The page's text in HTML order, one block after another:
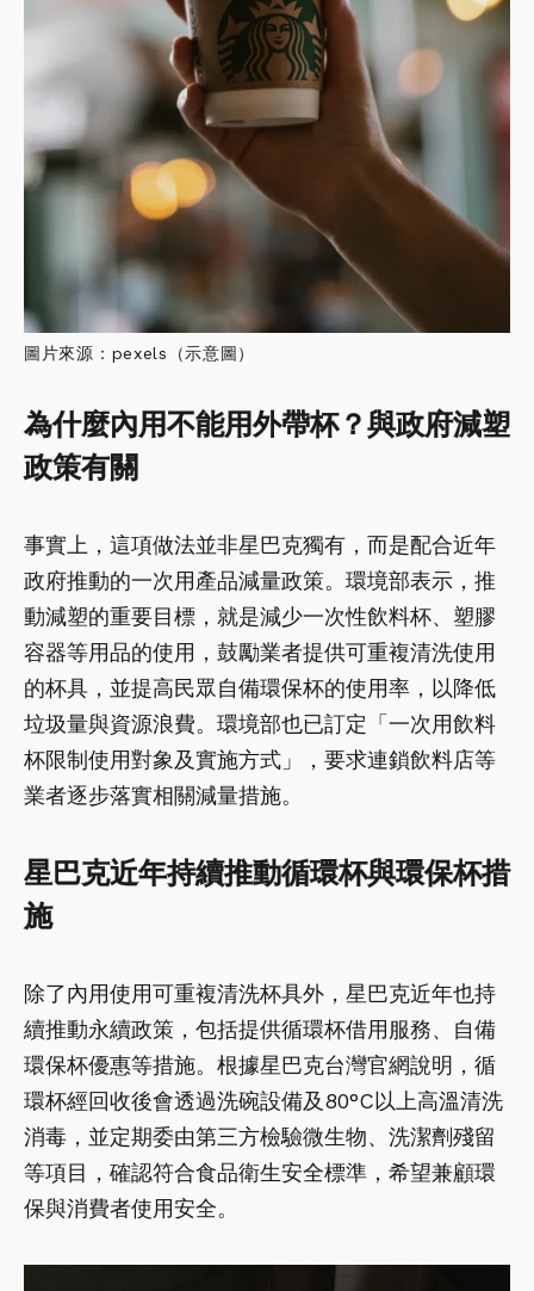
圖片來源：pexels（示意圖）
為什麼內用不能用外帶杯？與政府減塑
政策有關
事實上，這項做法並非星巴克獨有，而是配合近年
政府推動的一次用產品減量政策。環境部表示，推
動減塑的重要目標，就是減少一次性飲料杯、塑膠
容器等用品的使用，鼓勵業者提供可重複清洗使用
的杯具，並提高民眾自備環保杯的使用率，以降低
垃圾量與資源浪費。環境部也已訂定「一次用飲料
杯限制使用對象及實施方式」，要求連鎖飲料店等
業者逐步落實相關減量措施。
星巴克近年持續推動循環杯與環保杯措
施
除了內用使用可重複清洗杯具外，星巴克近年也持
續推動永續政策，包括提供循環杯借用服務、自備
環保杯優惠等措施。根據星巴克台灣官網說明，循
環杯經回收後會透過洗碗設備及80°C以上高溫清洗
消毒，並定期委由第三方檢驗微生物、洗潔劑殘留
等項目，確認符合食品衛生安全標準，希望兼顧環
保與消費者使用安全。